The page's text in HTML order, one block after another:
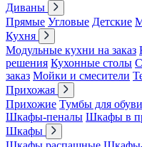
Диваны
Прямые Угловые Детские
Кухня
Модульные кухни на заказ
решения Кухонные столы
заказ Мойки и смесители
Прихожая
Прихожие Тумбы для обуви
Шкафы-пеналы Шкафы в
Шкафы